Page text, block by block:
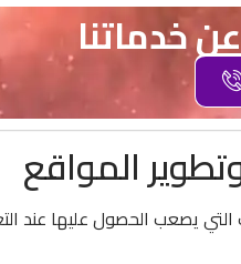
خدماتنا
المواقع
التي يصعب الحصول عليها عند